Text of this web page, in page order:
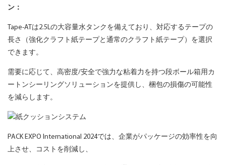
ン：
Tape-ATは2.5Lの大容量水タンクを備えており、対応するテープの
長さ（強化クラフト紙テープと通常のクラフト紙テープ）を選択
できます。
需要に応じて、高密度/安全で強力な粘着力を持つ段ボール箱用カ
ートンシーリングソリューションを提供し、梱包の損傷の可能性
を減らします。
PACK EXPO International 2024では、企業がパッケージの効率性を向
上させ、コストを削減し、